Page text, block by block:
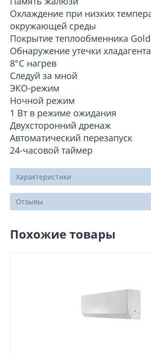
Охлаждение при низких
окружающей среды
Покрытие теплообменника
Обнаружение утечки хладагента
8°C нагрев
Следуй за мной
ЭКО-режим
Ночной режим
1 Вт в режиме ожидания
Двухсторонний дренаж
Автоматический перезапуск
24-часовой таймер
Характеристики
Отзывы
Похожие товары